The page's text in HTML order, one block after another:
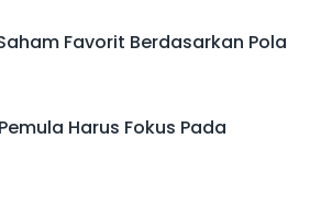
Favorit Berdasarkan Pola
Harus Fokus Pada